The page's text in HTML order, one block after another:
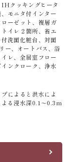
クッキングヒータ
モニタ付インター
ーゼット、複層ガ
イレ２箇所、省エ
洗面化粧台、対面
ー、オートバス、浴
レ、全居室フロー
ンクローク、浄水
によると洪水によ
る浸水深0.1～0.3m